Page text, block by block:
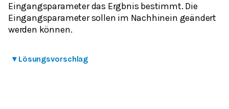
Eingangsparameter das Ergbnis bestimmt. Die
Eingangsparameter sollen im Nachhinein geändert
werden können.
▾ Lösungsvorschlag